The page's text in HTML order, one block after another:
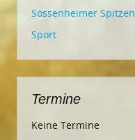
Sossenheimer Spitzen
Sport
Termine
Keine Termine